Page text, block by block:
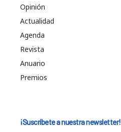
Opinión
Actualidad
Agenda
Revista
Anuario
Premios
¡Suscríbete a nuestra newsletter!